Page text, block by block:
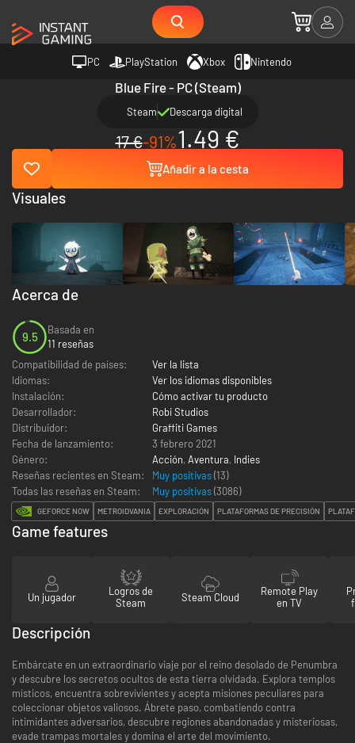
PC PlayStation Xbox Nintendo
Blue Fire - PC (Steam)
Steam Descarga digital
17 €-91%1.49 €
Añadir a la cesta
Acerca de
9.5
Basada en
11 reseñas
Compatibilidad de países:
Ver la lista
Idiomas:
Ver los idiomas disponibles
Instalación:
Cómo activar tu producto
Desarrollador:
Robi Studios
Distribuidor:
Graffiti Games
Fecha de lanzamiento:
3 febrero 2021
Género:
Acción, Aventura, Indies
Reseñas recientes en Steam:
Muy positivas(13)
Todas las reseñas en Steam:
Muy positivas(3086)
GEFORCE NOW METROIDVANIA EXPLORACIÓN PLATAFORMAS DE PRECISIÓN
Visuales
Game features
Un jugador
Logros de
Steam
Steam Cloud
Remote Play
en TV
Descripción
Embárcate en un extraordinario viaje por el reino desolado de Penumbra
y descubre los secretos ocultos de esta tierra olvidada. Explora templos
místicos, encuentra sobrevivientes y acepta misiones peculiares para
coleccionar objetos valiosos. Ábrete paso, combatiendo contra
intimidantes adversarios, descubre regiones abandonadas y misteriosas,
evade trampas mortales y domina el arte del movimiento.